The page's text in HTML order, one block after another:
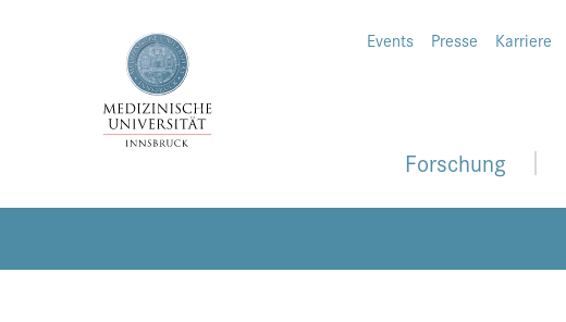
Events Presse Karriere
Forschung